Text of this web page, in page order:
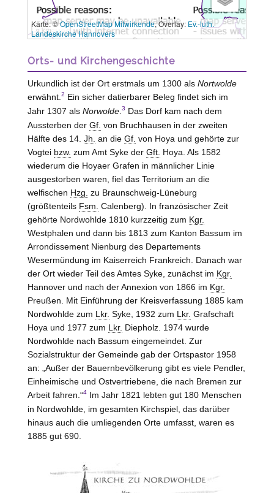
3 km
Karte: ©OpenStreetMap Mitwirkende, Overlay: Ev.-luth.
Landeskirche Hannovers
Orts- und Kirchengeschichte
Urkundlich ist der Ort erstmals um 1300 als Nortwolde
erwähnt. 2 Ein sicher datierbarer Beleg findet sich im
Jahr 1307 als Norwolde. 3 Das Dorf kam nach dem
Aussterben der Gf. von Bruchhausen in der zweiten
Hälfte des 14. Jh. an die Gf. von Hoya und gehörte zur
Vogtei bzw. zum Amt Sykeder Gft. Hoya . Als 1582
wiederum die Hoyaer Grafen in männlicher Linie
ausgestorben waren, fiel das Territorium an die
welfischen Hzg. zu Braunschweig-Lüneburg
(größtenteils Fsm. Calenberg). In französischer Zeit
gehörte Nordwohlde 1810 kurzzeitig zum Kgr.
Westphalen und dann bis 1813 zum Kanton Bassum im
Arrondissement Nienburg des Departements
Wesermündung im Kaiserreich Frankreich. Danach war
der Ort wieder Teil des Amtes Syke, zunächst im Kgr.
Hannover und nach der Annexion von 1866 im Kgr.
Preußen. Mit Einführung der Kreisverfassung 1885 kam
Nordwohlde zum Lkr. Syke, 1932 zum Lkr. Grafschaft
Hoya und 1977 zum Lkr. Diepholz. 1974 wurde
Nordwohlde nach Bassum eingemeindet. Zur
Sozialstruktur der Gemeinde gab der Ortspastor 1958
an: „Außer der Bauernbevölkerung gibt es viele Pendler,
Einheimische und Ostvertriebene, die nach Bremen zur
Arbeit fahren.“4Im Jahr 1821 lebten gut 180 Menschen
in Nordwohlde, im gesamten Kirchspiel, das darüber
hinaus auch die umliegenden Orte umfasst, waren es
1885 gut 690.